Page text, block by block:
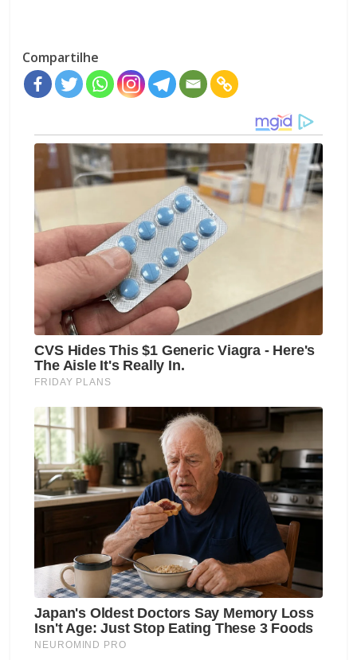
Compartilhe